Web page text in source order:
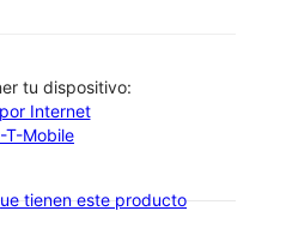
tu dispositivo:
Internet
T-Mobile
tienen este producto